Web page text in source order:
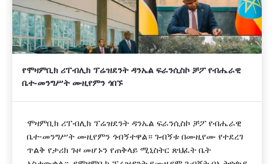
የሞዛምቢክ ሪፐብሊክ ፕሬዝደንት ዳንኤል ፍራንሲስኮ ቻፖ የብሔራዊ
ቤተ-መንግሥት ሙዚየምን ጎበኙ
ሞዛምቢክ ሪፐብሊክ ፕሬዝደንት ዳንኤል ፍራንሲስኮ ቻፖ የብሔራዊ
ቤተ-መንግሥት ሙዚየምን ጎብኝተዋል። ጉብኝቱ በሙዚየሙ የተደረገ
ጥልቅ የታሪክ ጉዞ መሆኑን የጠቅላይ ሚኒስትር ጽህፈት ቤት